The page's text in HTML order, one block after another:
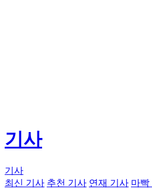
기사
기사
최신 기사 추천 기사 연재 기사 마빡